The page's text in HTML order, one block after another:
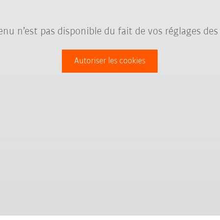
n’est pas disponible du fait de vos réglages
Autoriser les cookies